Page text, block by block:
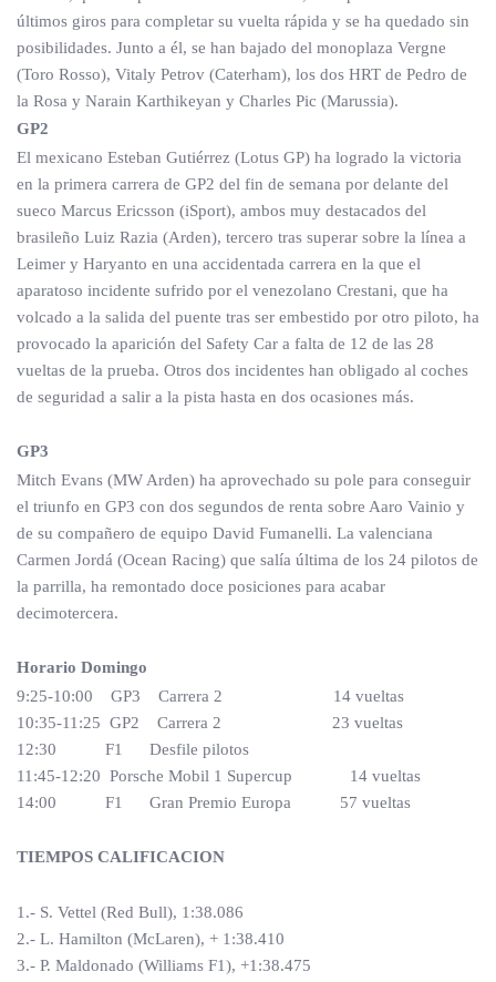
últimos giros para completar su vuelta rápida y se ha quedado sin
posibilidades. Junto a él, se han bajado del monoplaza Vergne
(Toro Rosso), Vitaly Petrov (Caterham), los dos HRT de Pedro de
la Rosa y Narain Karthikeyan y Charles Pic (Marussia).
GP2
El mexicano Esteban Gutiérrez (Lotus GP) ha logrado la victoria
en la primera carrera de GP2 del fin de semana por delante del
sueco Marcus Ericsson (iSport), ambos muy destacados del
brasileño Luiz Razia (Arden), tercero tras superar sobre la línea a
Leimer y Haryanto en una accidentada carrera en la que el
aparatoso incidente sufrido por el venezolano Crestani, que ha
volcado a la salida del puente tras ser embestido por otro piloto, ha
provocado la aparición del Safety Car a falta de 12 de las 28
vueltas de la prueba. Otros dos incidentes han obligado al coches
de seguridad a salir a la pista hasta en dos ocasiones más.
GP3
Mitch Evans (MW Arden) ha aprovechado su pole para conseguir
el triunfo en GP3 con dos segundos de renta sobre Aaro Vainio y
de su compañero de equipo David Fumanelli. La valenciana
Carmen Jordá (Ocean Racing) que salía última de los 24 pilotos de
la parrilla, ha remontado doce posiciones para acabar
decimotercera.
Horario Domingo
9:25-10:00 GP3 Carrera 2 14 vueltas
10:35-11:25 GP2 Carrera 2 23 vueltas
12:30 F1 Desfile pilotos
11:45-12:20 Porsche Mobil 1 Supercup 14 vueltas
14:00 F1 Gran Premio Europa 57 vueltas
TIEMPOS CALIFICACION
1.- S. Vettel (Red Bull), 1:38.086
2.- L. Hamilton (McLaren), + 1:38.410
3.- P. Maldonado (Williams F1), +1:38.475